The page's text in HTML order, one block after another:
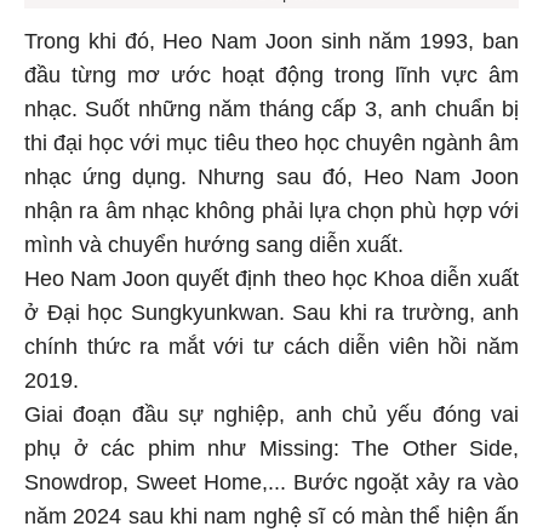
Trong khi đó, Heo Nam Joon sinh năm 1993, ban
đầu từng mơ ước hoạt động trong lĩnh vực âm
nhạc. Suốt những năm tháng cấp 3, anh chuẩn bị
thi đại học với mục tiêu theo học chuyên ngành âm
nhạc ứng dụng. Nhưng sau đó, Heo Nam Joon
nhận ra âm nhạc không phải lựa chọn phù hợp với
mình và chuyển hướng sang diễn xuất.
Heo Nam Joon quyết định theo học Khoa diễn xuất
ở Đại học Sungkyunkwan. Sau khi ra trường, anh
chính thức ra mắt với tư cách diễn viên hồi năm
2019.
Giai đoạn đầu sự nghiệp, anh chủ yếu đóng vai
phụ ở các phim như Missing: The Other Side,
Snowdrop, Sweet Home,... Bước ngoặt xảy ra vào
năm 2024 sau khi nam nghệ sĩ có màn thể hiện ấn